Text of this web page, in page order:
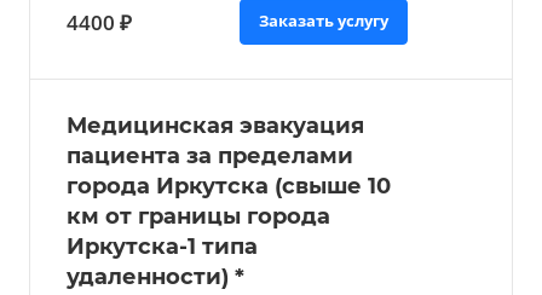
4400 ₽ Заказать услугу
Медицинская эвакуация
пациента за пределами
города Иркутска (свыше 10
км от границы города
Иркутска-1 типа
удаленности) *